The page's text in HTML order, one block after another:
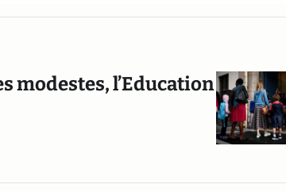
modestes, l’Education